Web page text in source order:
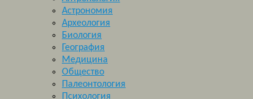
Астрономия
Археология
Биология
География
Медицина
Общество
Палеонтология
Психология